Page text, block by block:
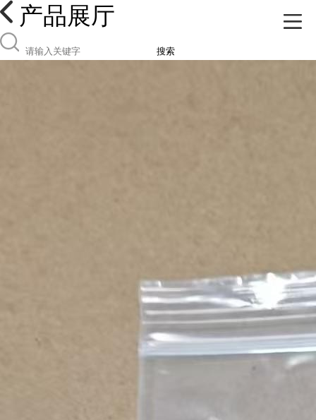
产品展厅
搜索